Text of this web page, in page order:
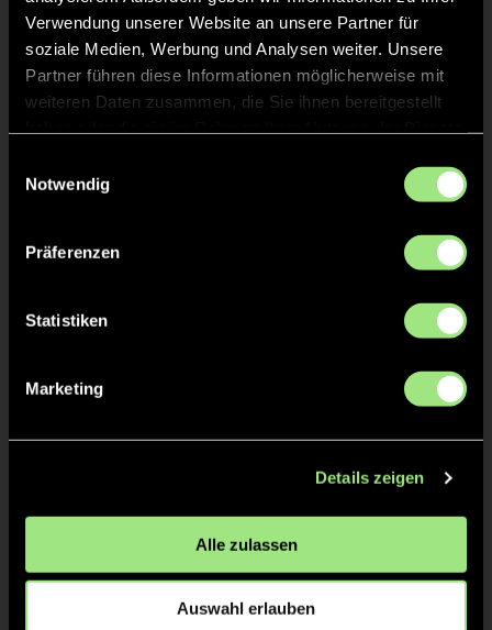
Verwendung unserer Website an unsere Partner für
soziale Medien, Werbung und Analysen weiter. Unsere
Partner führen diese Informationen möglicherweise mit
weiteren Daten zusammen, die Sie ihnen bereitgestellt
Notwendig
Präferenzen
Statistiken
Marketing
Details zeigen
Alle zulassen
Auswahl erlauben
Staff
TW = Torwart & ETW = Ersatztorwart, K = Kapitän
Tore & Karten
1:1 Fritz Otto P., 6’